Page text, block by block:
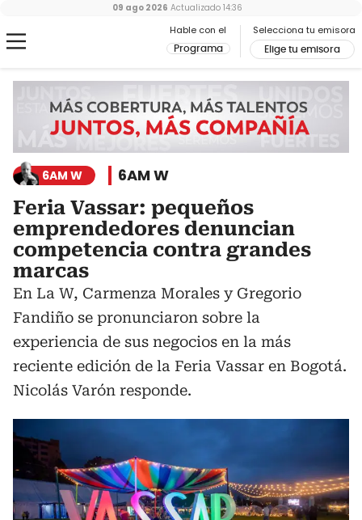
Hable con el
Programa
Selecciona tu emisora
Elige tu emisora
09 ago 2026 Actualizado 14:36
6AM W 6AM W
Feria Vassar: pequeños
emprendedores denuncian
competencia contra grandes
marcas
En La W, Carmenza Morales y Gregorio
Fandiño se pronunciaron sobre la
experiencia de sus negocios en la más
reciente edición de la Feria Vassar en Bogotá.
Nicolás Varón responde.